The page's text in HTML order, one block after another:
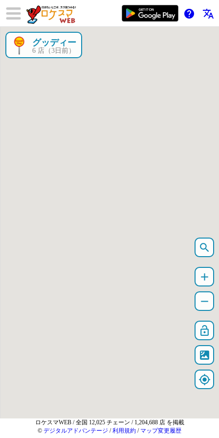
help translate
グッディー
6 店（3日前）
search
add
remove
lock_open
satellite
my_location
ロケスマWEB / 全国 12,025 チェーン / 1,204,688 店 を掲載
© デジタルアドバンテージ /利用規約 / マップ変更履歴